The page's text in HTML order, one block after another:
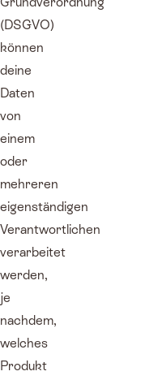
(DSGVO)
können
deine
Daten
von
einem
oder
mehreren
eigenständigen
Verantwortlichen
verarbeitet
werden,
je
nachdem,
welches
Produkt